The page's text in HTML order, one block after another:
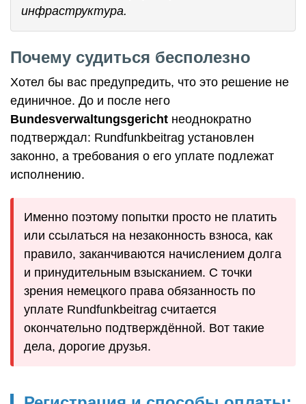
инфраструктура.
Почему судиться бесполезно
Хотел бы вас предупредить, что это решение не
единичное. До и после него
Bundesverwaltungsgericht неоднократно
подтверждал: Rundfunkbeitrag установлен
законно, а требования о его уплате подлежат
исполнению.
Именно поэтому попытки просто не платить
или ссылаться на незаконность взноса, как
правило, заканчиваются начислением долга
и принудительным взысканием. С точки
зрения немецкого права обязанность по
уплате Rundfunkbeitrag считается
окончательно подтверждённой. Вот такие
дела, дорогие друзья.